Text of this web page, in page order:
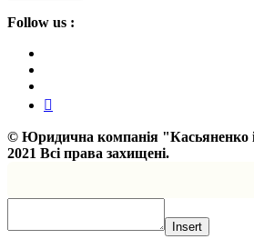
Follow us :
© Юридична компанія "Касьяненко
2021 Всі права захищені.
Insert